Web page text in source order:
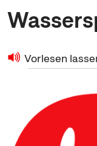
Vorlesen